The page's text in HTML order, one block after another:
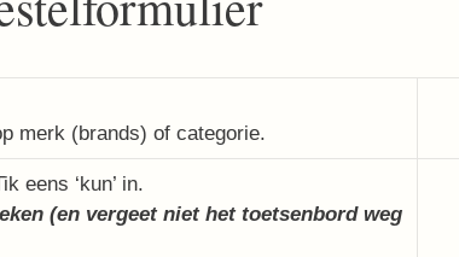
merk (brands) of categorie.
eens ‘kun’ in.
(en vergeet niet het toetsenbord weg